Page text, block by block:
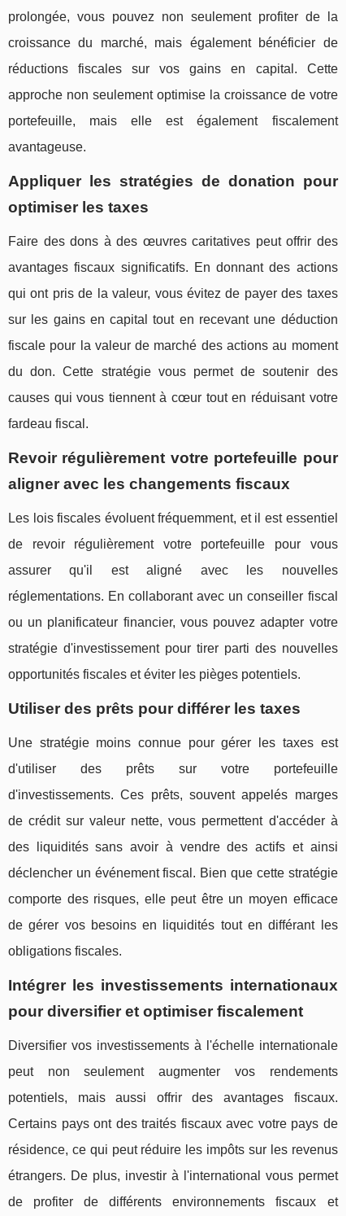
prolongée, vous pouvez non seulement profiter de la
croissance du marché, mais également bénéficier de
réductions fiscales sur vos gains en capital. Cette
approche non seulement optimise la croissance de votre
portefeuille, mais elle est également fiscalement
avantageuse.
Appliquer les stratégies de donation pour
optimiser les taxes
Faire des dons à des œuvres caritatives peut offrir des
avantages fiscaux significatifs. En donnant des actions
qui ont pris de la valeur, vous évitez de payer des taxes
sur les gains en capital tout en recevant une déduction
fiscale pour la valeur de marché des actions au moment
du don. Cette stratégie vous permet de soutenir des
causes qui vous tiennent à cœur tout en réduisant votre
fardeau fiscal.
Revoir régulièrement votre portefeuille pour
aligner avec les changements fiscaux
Les lois fiscales évoluent fréquemment, et il est essentiel
de revoir régulièrement votre portefeuille pour vous
assurer qu'il est aligné avec les nouvelles
réglementations. En collaborant avec un conseiller fiscal
ou un planificateur financier, vous pouvez adapter votre
stratégie d'investissement pour tirer parti des nouvelles
opportunités fiscales et éviter les pièges potentiels.
Utiliser des prêts pour différer les taxes
Une stratégie moins connue pour gérer les taxes est
d'utiliser des prêts sur votre portefeuille
d'investissements. Ces prêts, souvent appelés marges
de crédit sur valeur nette, vous permettent d'accéder à
des liquidités sans avoir à vendre des actifs et ainsi
déclencher un événement fiscal. Bien que cette stratégie
comporte des risques, elle peut être un moyen efficace
de gérer vos besoins en liquidités tout en différant les
obligations fiscales.
Intégrer les investissements internationaux
pour diversifier et optimiser fiscalement
Diversifier vos investissements à l'échelle internationale
peut non seulement augmenter vos rendements
potentiels, mais aussi offrir des avantages fiscaux.
Certains pays ont des traités fiscaux avec votre pays de
résidence, ce qui peut réduire les impôts sur les revenus
étrangers. De plus, investir à l'international vous permet
de profiter de différents environnements fiscaux et